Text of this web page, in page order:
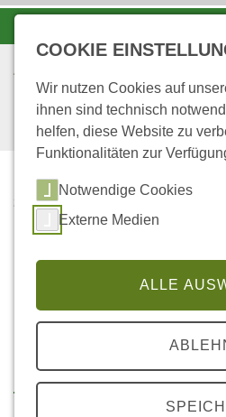
STARTSEITE
...
BRENNHOLZ -
Brennholz aus
Hier klicken für die
COOKIE
Wir nutzen Cookies auf
ihnen sind technisch
helfen, diese Website zu
Funktionalitäten zur
Notwendige Cookies
Externe Medien
ALLE